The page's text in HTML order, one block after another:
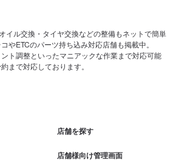
イル交換・タイヤ交換などの整備もネットで簡単
やETCのパーツ持ち込み対応店舗も掲載中。
ト調整といったマニアックな作業まで対応可能
まで対応しております。
店舗を探す
店舗様向け管理画面